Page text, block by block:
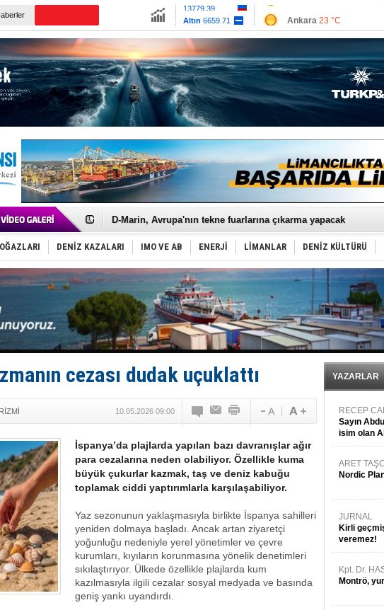
Euro55.1258
Ankara 23 °C
Antalya29 °C
Muğla 24 °C
Çanakkale 26 °C
Rusya'nın gizli filosu büyüyor!
D-Marin, Avrupa'nın tekne fuarlarına çıkarma yapacak
Van’da inşa edilen teknelere yoğun talep var
ASEAN ilk P&I Sigorta Kulübünü kurmaya hazırlanıyor
TAYK - Eker Olympos Regatta'da ilk start!
İstanbul ve Çanakkale: 6 ayda 40.000 gemi
TEKNOFEST ‘Mavi Vatan’ ziyaretçi kayıtları başladı!
Tersane işçilerinin direnişi, kazanımla sonuçlandı
İngiliz aktivistler, gemide mahsur kaldı!
FESCO, Karadeniz'de yeni sevkiyat taleplerini durdurdu
DESE, BIMCO’ya katıldı
GİMBİRDER gemi inşa yan sanayinin sorunlarını tartıştı
İnsansız cankurtaran ihalesini BlueForge kazandı
DENİZ KAZALARI IMO VE AB ENERJİ LİMANLAR DENİZ KÜLTÜRÜ
cezası dudak uçuklattı
10.05.2026 09:00
İspanya’da plajlarda yapılan bazı davranışlar ağır
para cezalarına neden olabiliyor. Özellikle kuma
büyük çukurlar kazmak, taş ve deniz kabuğu
toplamak ciddi yaptırımlarla karşılaşabiliyor.
Yaz sezonunun yaklaşmasıyla birlikte İspanya sahilleri
yeniden dolmaya başladı. Ancak artan ziyaretçi
yoğunluğu nedeniyle yerel yönetimler ve çevre
kurumları, kıyıların korunmasına yönelik denetimleri
sıkılaştırıyor. Ülkede özellikle plajlarda kum
kazılmasıyla ilgili cezalar sosyal medyada ve basında
geniş yankı uyandırdı.
YAZARLAR
RECEP
Sayın
isim olan
ARET
Nordic
JURNAL
Kirli
veremez!
Kpt. Dr.
Montrö,